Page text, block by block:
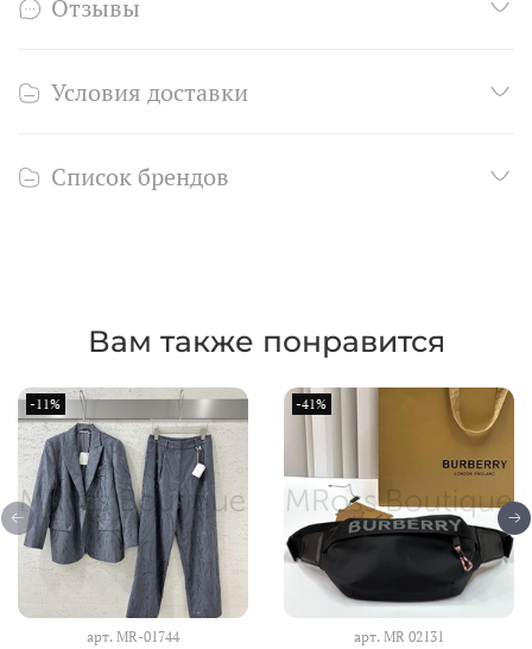
Отзывы
Условия доставки
Список брендов
Вам также понравится
-11%
арт. MR-01744
-41%
арт. MR 02131